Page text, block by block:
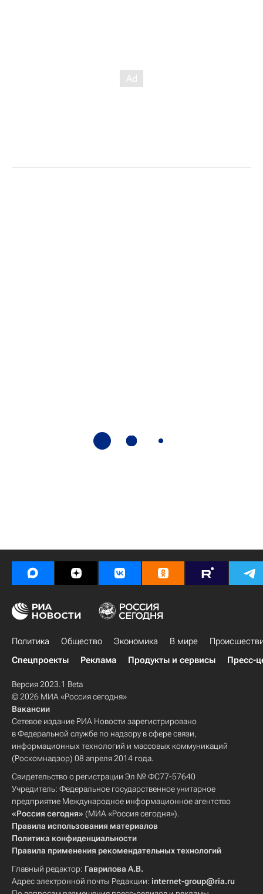
Политика Общество Экономика В мире
Спецпроекты
Реклама Продукты и сервисы Пресс-
Версия 2023.1 Beta
© 2026 МИА «Россия сегодня»
Вакансии
Сетевое издание РИА Новости зарегистрировано
в Федеральной службе по надзору в сфере связи,
информационных технологий и массовых коммуникаций
(Роскомнадзор) 08 апреля 2014 года.
Свидетельство о регистрации Эл № ФС77-57640
Учредитель: Федеральное государственное унитарное
предприятие Международное информационное агентство
«Россия сегодня» (МИА «Россия сегодня»).
Правила использования материалов
Политика конфиденциальности
Правила применения рекомендательных технологий
Главный редактор: Гаврилова А.В.
Адрес электронной почты Редакции: internet-group@ria.ru